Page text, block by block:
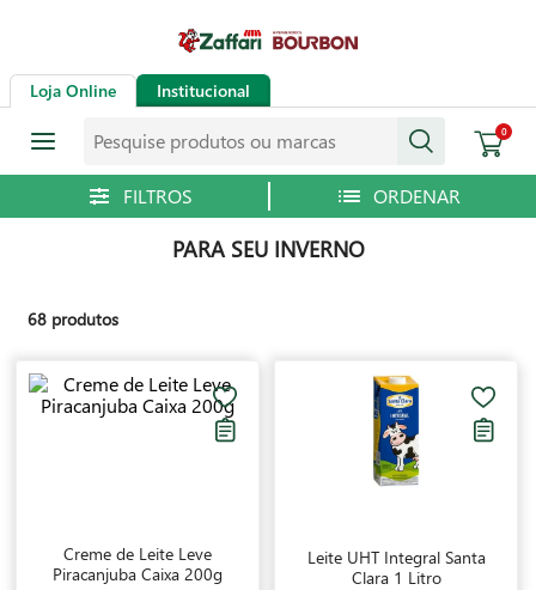
Loja Online Institucional
0
PARA SEU INVERNO
68 produtos
Creme de Leite Leve
Piracanjuba Caixa 200g
Leite UHT Integral Santa
Clara 1 Litro